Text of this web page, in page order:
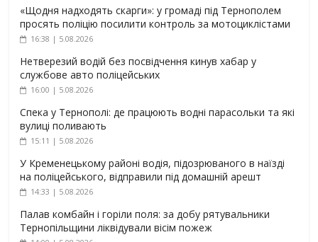
«Щодня надходять скарги»: у громаді під Тернополем
просять поліцію посилити контроль за мотоциклістами
16:38 | 5.08.2026
Нетверезий водій без посвідчення кинув хабар у
службове авто поліцейських
16:00 | 5.08.2026
Спека у Тернополі: де працюють водні парасольки та які
вулиці поливають
15:11 | 5.08.2026
У Кременецькому районі водія, підозрюваного в наїзді
на поліцейського, відправили під домашній арешт
14:33 | 5.08.2026
Палав комбайн і горіли поля: за добу рятувальники
Тернопільщини ліквідували вісім пожеж